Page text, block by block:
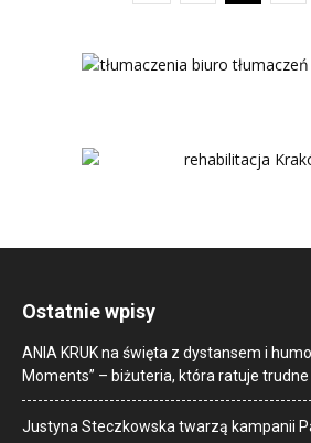
Ostatnie wpisy
ANIA KRUK na święta z dystansem i
Moments” – biżuteria, która ratuje
Justyna Steczkowska twarzą kampanii